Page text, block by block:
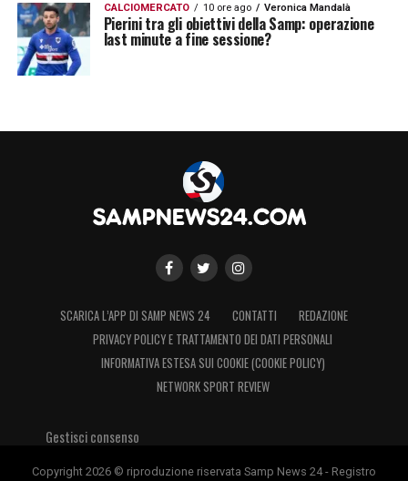
CALCIOMERCATO 10 ore ago Veronica Mandalà
Pierini tra gli obiettivi della Samp: operazione
last minute a fine sessione?
SCARICA L’APP DI SAMP NEWS 24 CONTATTI
REDAZIONE
PRIVACY POLICY E TRATTAMENTO DEI DATI PERSONALI
INFORMATIVA ESTESA SUI COOKIE (COOKIE POLICY)
NETWORK SPORT REVIEW
Gestisci consenso
Copyright 2026 © riproduzione riservata Samp News 24 - Registro